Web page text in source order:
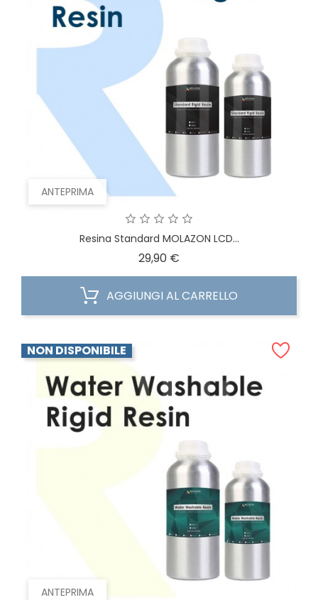
ANTEPRIMA
Resina Standard MOLAZON LCD...
29,90 €
AGGIUNGI AL CARRELLO
ANTEPRIMA
NON DISPONIBILE